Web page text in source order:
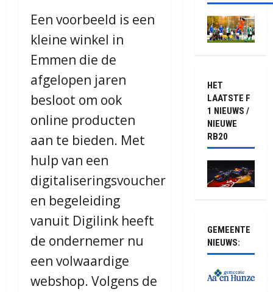
Een voorbeeld is een
kleine winkel in
Emmen die de
afgelopen jaren
besloot om ook
online producten
aan te bieden. Met
hulp van een
digitaliseringsvoucher
en begeleiding
vanuit Digilink heeft
de ondernemer nu
een volwaardige
webshop. Volgens de
HET
LAATSTE F
1 NIEUWS /
NIEUWE
RB20
GEMEENTE
NIEUWS: